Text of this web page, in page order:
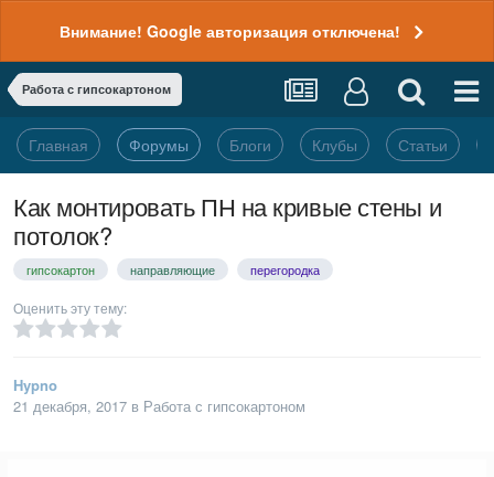
Внимание! Google авторизация отключена!
Работа с гипсокартоном
Главная Форумы Блоги Клубы Статьи
Как монтировать ПН на кривые стены и
потолок?
гипсокартон направляющие перегородка
Оценить эту тему:
Hypno
21 декабря, 2017 в Работа с гипсокартоном